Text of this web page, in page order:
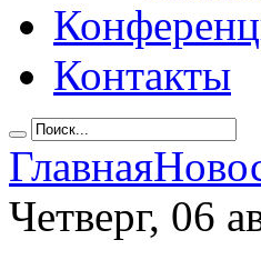
Контакты
Главная
Четверг, 06